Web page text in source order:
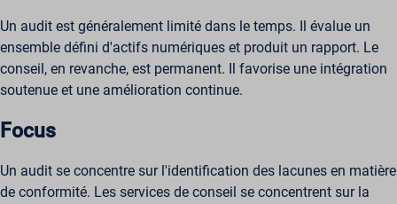
Un audit est généralement limité dans le temps. Il évalue un
ensemble défini d'actifs numériques et produit un rapport. Le
conseil, en revanche, est permanent. Il favorise une intégration
soutenue et une amélioration continue.
Focus
Un audit se concentre sur l'identification des lacunes en matière
de conformité. Les services de conseil se concentrent sur la